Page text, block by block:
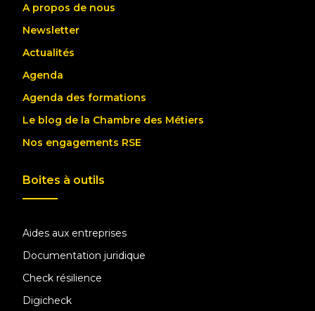
A propos de nous
Newsletter
Actualités
Agenda
Agenda des formations
Le blog de la Chambre des Métiers
Nos engagements RSE
Boites à outils
Aides aux entreprises
Documentation juridique
Check résilience
Digicheck